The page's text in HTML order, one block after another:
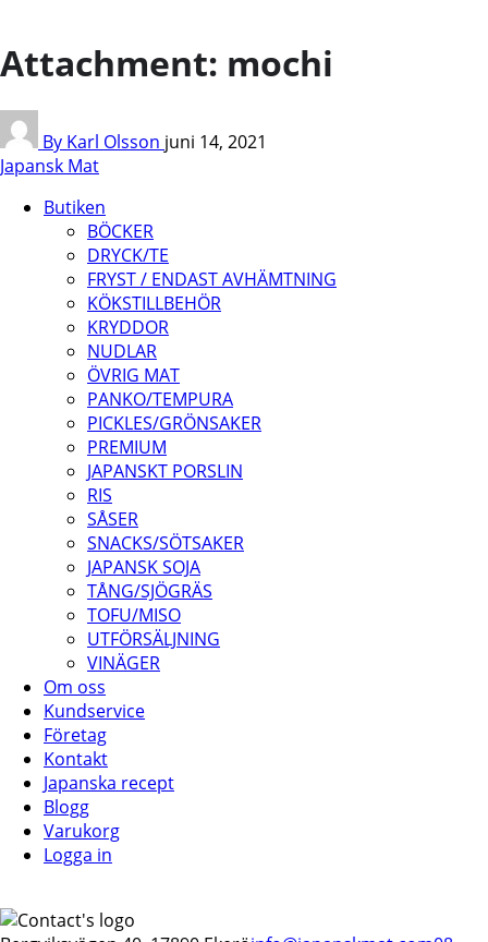
Attachment: mochi
By Karl Olsson juni 14, 2021
Japansk Mat
Butiken
BÖCKER
DRYCK/TE
FRYST / ENDAST AVHÄMTNING
KÖKSTILLBEHÖR
KRYDDOR
NUDLAR
ÖVRIG MAT
PANKO/TEMPURA
PICKLES/GRÖNSAKER
PREMIUM
JAPANSKT PORSLIN
RIS
SÅSER
SNACKS/SÖTSAKER
JAPANSK SOJA
TÅNG/SJÖGRÄS
TOFU/MISO
UTFÖRSÄLJNING
VINÄGER
Om oss
Kundservice
Företag
Kontakt
Japanska recept
Blogg
Varukorg
Logga in